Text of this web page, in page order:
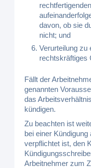
davon, ob sie
nicht; und
Verurteilung zu
rechtskräftiges
Fällt der
genannten
das
kündigen.
Zu beachten ist
bei einer
verpflichtet ist, den
Arbeitnehmer zum